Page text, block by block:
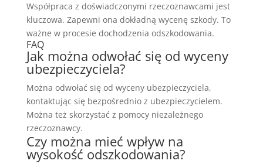
Współpraca z doświadczonymi rzeczoznawcami jest
kluczowa. Zapewni ona dokładną wycenę szkody. To
ważne w procesie dochodzenia odszkodowania.
FAQ
Jak można odwołać się od wyceny
ubezpieczyciela?
Można odwołać się od wyceny ubezpieczyciela,
kontaktując się bezpośrednio z ubezpieczycielem.
Można też skorzystać z pomocy niezależnego
rzeczoznawcy.
Czy można mieć wpływ na
wysokość odszkodowania?